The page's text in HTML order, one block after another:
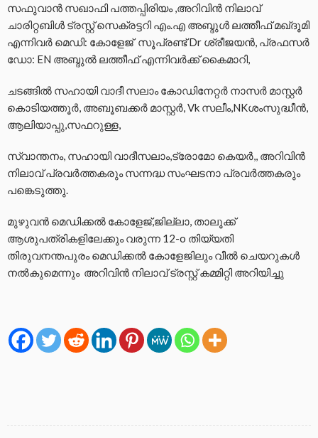
സഫുവാൻ സഖാഫി പത്തപ്പിരിയം ,അറിവിൻ നിലാവ്
ചാരിറ്റബിൾ ട്രസ്റ്റ് സെക്രട്ടറി എം.എ അബ്ദുൾ ലത്തീഫ് മഖ്ദൂമി
എന്നിവർ മെഡി: കോളേജ് സൂപ്രണ്ട് Dr ശ്രീജയൻ, പ്രഫസർ
ഡോ: EN അബ്ദുൽ ലത്തീഫ് എന്നിവർക്ക് കൈമാറി,
ചടങ്ങിൽ സഹായി വാദീ സലാം കോഡിനേറ്റർ നാസർ മാസ്റ്റർ
കൊടിയത്തൂർ, അബൂബക്കർ മാസ്റ്റർ, Vk സലീം,NKശംസുദ്ധീൻ,
ആലിയാപ്പു,സഫറുള്ള,
സ്വാന്തനം, സഹായി വാദീസലാം,ട്രോമോ കെയർ,, അറിവിൻ
നിലാവ് പ്രവർത്തകരും സന്നദ്ധ സംഘടനാ പ്രവർത്തകരും
പങ്കെടുത്തു.
മുഴുവൻ മെഡിക്കൽ കോളേജ്,ജില്ലാ, താലൂക്ക്
ആശുപത്രികളിലേക്കും വരുന്ന 12-o തിയ്യതി
തിരുവനന്തപുരം മെഡിക്കൽ കോളേജിലും വീൽ ചെയറുകൾ
നൽകുമെന്നും അറിവിൻ നിലാവ് ട്രസ്റ്റ് കമ്മിറ്റി അറിയിച്ചു